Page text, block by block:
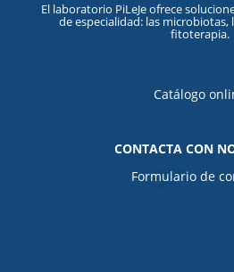
El laboratorio PiLeJe ofrece
de especialidad: las
fitoterapia.
Catálogo
CONTACTA CON
Formulario de